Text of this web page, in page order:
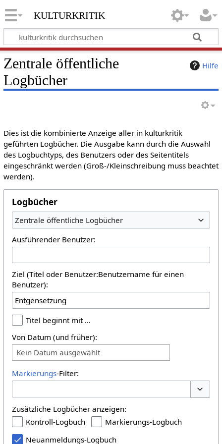
kulturkritik
Hilfe
Zentrale öffentliche
Logbücher
Dies ist die kombinierte Anzeige aller in kulturkritik
geführten Logbücher. Die Ausgabe kann durch die Auswahl
des Logbuchtyps, des Benutzers oder des Seitentitels
eingeschränkt werden (Groß-/Kleinschreibung muss beachtet
werden).
Logbücher
Zentrale öffentliche Logbücher
Ausführender Benutzer:
Ziel (Titel oder Benutzer:Benutzername für einen
Benutzer):
Titel beginnt mit …
Von Datum (und früher):
Kein Datum ausgewählt
Markierungs-Filter:
Zusätzliche Logbücher anzeigen:
Kontroll-Logbuch
Markierungs-Logbuch
Neuanmeldungs-Logbuch